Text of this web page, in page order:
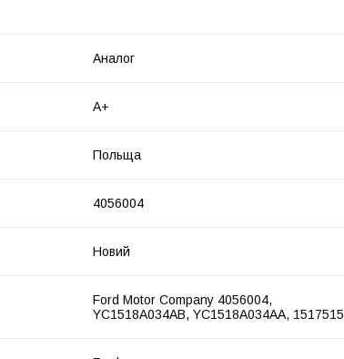
Аналог
A+
Польща
4056004
Новий
Ford Motor Company 4056004,
YC1518A034AB, YC1518A034AA, 1517515